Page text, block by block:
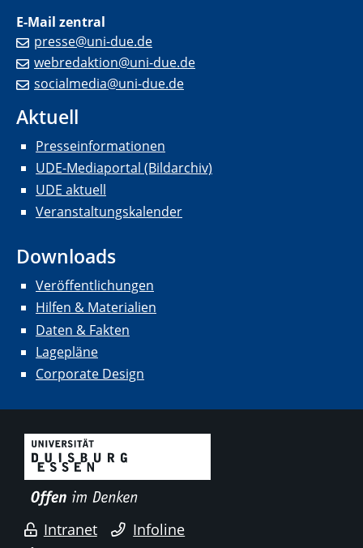
E-Mail zentral
presse@uni-due.de
webredaktion@uni-due.de
socialmedia@uni-due.de
Aktuell
Presseinformationen
UDE-Mediaportal (Bildarchiv)
UDE aktuell
Veranstaltungskalender
Downloads
Veröffentlichungen
Hilfen & Materialien
Daten & Fakten
Lagepläne
Corporate Design
Intranet
Infoline